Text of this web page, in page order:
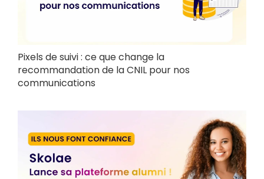
Pixels de suivi : ce que change la
recommandation de la CNIL pour nos
communications